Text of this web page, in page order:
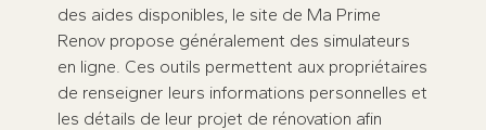
des aides disponibles, le site de Ma Prime
Renov propose généralement des simulateurs
en ligne. Ces outils permettent aux propriétaires
de renseigner leurs informations personnelles et
les détails de leur projet de rénovation afin